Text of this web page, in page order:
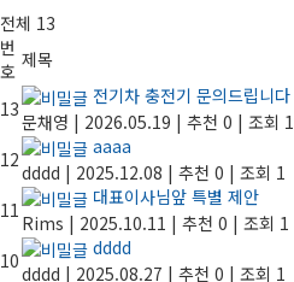
전체 13
번
호 제목
13
전기차 충전기 문의드립니다
문채영 | 2026.05.19 | 추천 0 | 조회 1
12
aaaa
dddd | 2025.12.08 | 추천 0 | 조회 1
11
대표이사님앞 특별 제안
Rims | 2025.10.11 | 추천 0 | 조회 1
10
dddd
dddd | 2025.08.27 | 추천 0 | 조회 1